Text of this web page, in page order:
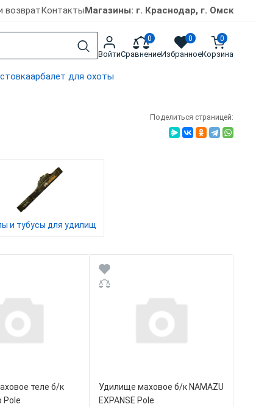
возвратКонтактыМагазины: г. Краснодар, г. Омск
Войти
0
Сравнение
0
Избранное
0
Корзина
арбалет для охоты
Поделиться страницей:
и тубусы для удилищ
теле б/к
Pole
Удилище маховое б/к NAMAZU
EXPANSE Pole